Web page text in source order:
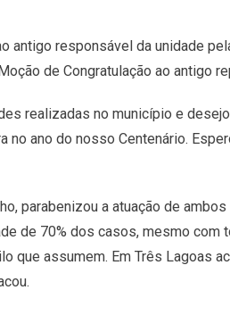
responsável da unidade
de Congratulação ao antigo
realizadas no município e
ano do nosso Centenário.
parabenizou a atuação de
de 70% dos casos, mesmo
assumem. Em Três Lagoas